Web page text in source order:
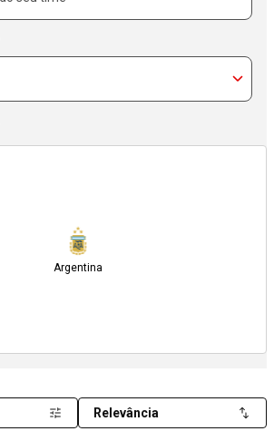
Argentina
Relevância